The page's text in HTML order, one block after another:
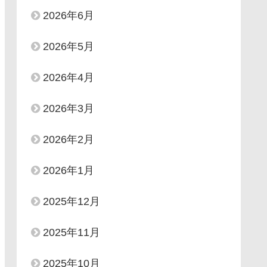
2026年6月
2026年5月
2026年4月
2026年3月
2026年2月
2026年1月
2025年12月
2025年11月
2025年10月